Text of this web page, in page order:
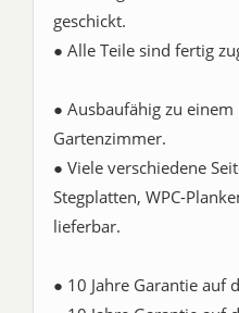
geschickt.
● Alle Teile sind fertig
● Ausbaufähig zu
Gartenzimmer.
● Viele verschiedene
Stegplatten, WPC-
lieferbar.
● 10 Jahre Garantie auf